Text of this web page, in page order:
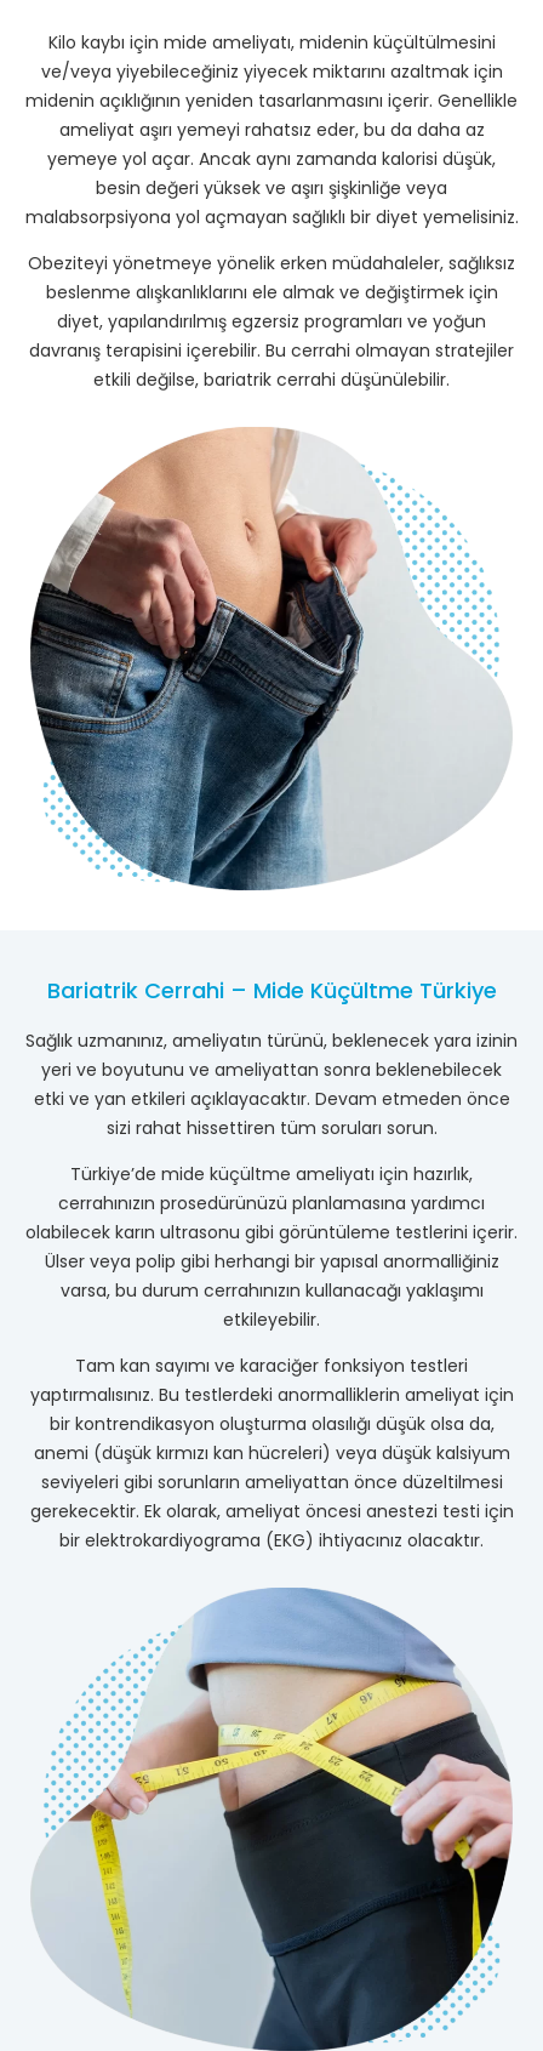
Kilo kaybı için mide ameliyatı, midenin küçültülmesini
ve/veya yiyebileceğiniz yiyecek miktarını azaltmak için
midenin açıklığının yeniden tasarlanmasını içerir. Genellikle
ameliyat aşırı yemeyi rahatsız eder, bu da daha az
yemeye yol açar. Ancak aynı zamanda kalorisi düşük,
besin değeri yüksek ve aşırı şişkinliğe veya
malabsorpsiyona yol açmayan sağlıklı bir diyet yemelisiniz.
Obeziteyi yönetmeye yönelik erken müdahaleler, sağlıksız
beslenme alışkanlıklarını ele almak ve değiştirmek için
diyet, yapılandırılmış egzersiz programları ve yoğun
davranış terapisini içerebilir. Bu cerrahi olmayan stratejiler
etkili değilse, bariatrik cerrahi düşünülebilir.
Bariatrik Cerrahi – Mide Küçültme Türkiye
Sağlık uzmanınız, ameliyatın türünü, beklenecek yara izinin
yeri ve boyutunu ve ameliyattan sonra beklenebilecek
etki ve yan etkileri açıklayacaktır. Devam etmeden önce
sizi rahat hissettiren tüm soruları sorun.
Türkiye’de mide küçültme ameliyatı için hazırlık,
cerrahınızın prosedürünüzü planlamasına yardımcı
olabilecek karın ultrasonu gibi görüntüleme testlerini içerir.
Ülser veya polip gibi herhangi bir yapısal anormalliğiniz
varsa, bu durum cerrahınızın kullanacağı yaklaşımı
etkileyebilir.
Tam kan sayımı ve karaciğer fonksiyon testleri
yaptırmalısınız. Bu testlerdeki anormalliklerin ameliyat için
bir kontrendikasyon oluşturma olasılığı düşük olsa da,
anemi (düşük kırmızı kan hücreleri) veya düşük kalsiyum
seviyeleri gibi sorunların ameliyattan önce düzeltilmesi
gerekecektir. Ek olarak, ameliyat öncesi anestezi testi için
bir elektrokardiyograma (EKG) ihtiyacınız olacaktır.